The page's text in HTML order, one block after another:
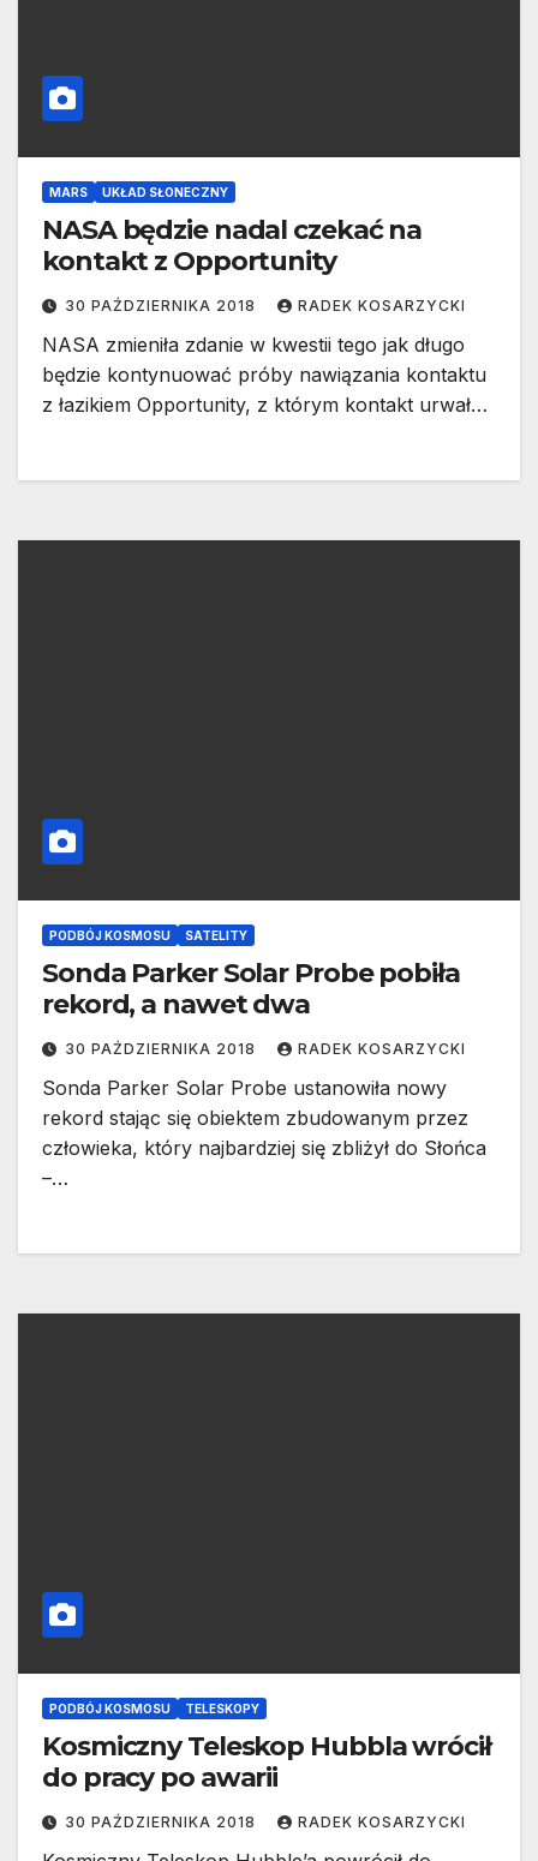
MARS UKŁAD SŁONECZNY
NASA będzie nadal czekać na
kontakt z Opportunity
30 PAŹDZIERNIKA 2018 RADEK KOSARZYCKI
NASA zmieniła zdanie w kwestii tego jak długo
będzie kontynuować próby nawiązania kontaktu
z łazikiem Opportunity, z którym kontakt urwał…
PODBÓJ KOSMOSU SATELITY
Sonda Parker Solar Probe pobiła
rekord, a nawet dwa
30 PAŹDZIERNIKA 2018 RADEK KOSARZYCKI
Sonda Parker Solar Probe ustanowiła nowy
rekord stając się obiektem zbudowanym przez
człowieka, który najbardziej się zbliżył do Słońca
–…
PODBÓJ KOSMOSU TELESKOPY
Kosmiczny Teleskop Hubbla wrócił
do pracy po awarii
30 PAŹDZIERNIKA 2018 RADEK KOSARZYCKI